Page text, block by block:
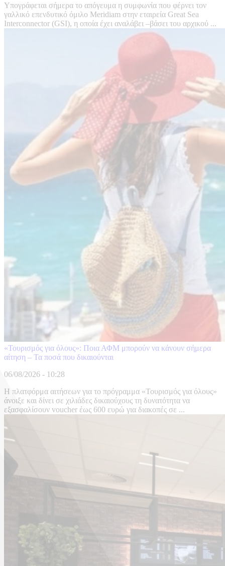
Υπογράφεται σήμερα το απόγευμα η συμφωνία που φέρνει τον
γαλλικό επενδυτικό όμιλο Meridiam στην εταιρεία Great Sea
Interconnector (GSI), η οποία έχει αναλάβει –βάσει του αρχικού ...
«Τουρισμός για όλους»: Ποια ΑΦΜ μπορούν να κάνουν σήμερα
αίτηση – Τα ποσά που δικαιούνται
06/08/2026 - 10:28
Η πλατφόρμα αιτήσεων για το πρόγραμμα «Τουρισμός για όλους»
άνοιξε και δίνει σε χιλιάδες δικαιούχους τη δυνατότητα να
εξασφαλίσουν voucher έως 600 ευρώ για διακοπές σε ...